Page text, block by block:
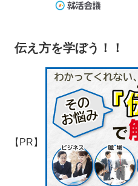
伝え方を学ぼう！！
【PR】